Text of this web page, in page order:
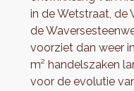
in de Wetstraat, de
de
voorziet dan weer
m² handelszaken
voor de evolutie